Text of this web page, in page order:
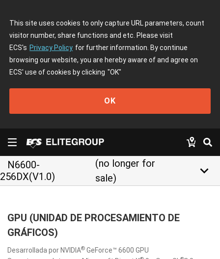
This site uses cookies to only capture URL parameters, count
visitor number, share functions and etc. Please visit
ECS's Privacy Policy for further information. By continue
browsing our website, you are hereby aware of and agree on
ECS' use of cookies by clicking "OK"
OK
N6600-
256DX(V1.0)
(no longer for
sale)
keyboard_arrow_down
GPU (UNIDAD DE PROCESAMIENTO DE
GRÁFICOS)
Desarrollada por NVIDIA® GeForce™ 6600 GPU